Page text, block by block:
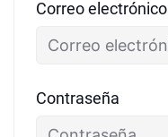
Correo electrónico
Contraseña